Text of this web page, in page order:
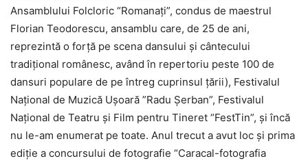
Ansamblului Folcloric “Romanaţi”, condus de maestrul
Florian Teodorescu, ansamblu care, de 25 de ani,
reprezintă o forţă pe scena dansului şi cântecului
tradiţional românesc, având în repertoriu peste 100 de
dansuri populare de pe întreg cuprinsul ţării), Festivalul
Naţional de Muzică Uşoară ”Radu Şerban”, Festivalul
Naţional de Teatru şi Film pentru Tineret “FestTin”, şi încă
nu le-am enumerat pe toate. Anul trecut a avut loc şi prima
ediţie a concursului de fotografie “Caracal-fotografia